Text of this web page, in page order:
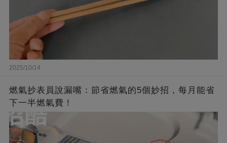
2025/10/14
燃氣抄表員說漏嘴：節省燃氣的5個妙招，每月能省
下一半燃氣費！